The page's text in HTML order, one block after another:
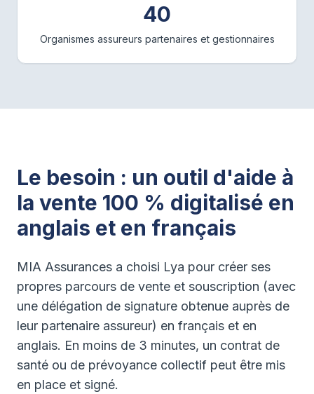
40
Organismes assureurs partenaires et gestionnaires
Le besoin : un outil d'aide à
la vente 100 % digitalisé en
anglais et en français
MIA Assurances a choisi Lya pour créer ses
propres parcours de vente et souscription (avec
une délégation de signature obtenue auprès de
leur partenaire assureur) en français et en
anglais. En moins de 3 minutes, un contrat de
santé ou de prévoyance collectif peut être mis
en place et signé.